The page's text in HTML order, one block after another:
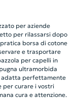
per aziende
per rilassarsi dopo
borsa di cotone
e trasportare
per capelli in
ultramorbida
adatta perfettamente
per curare i vostri
cura e attenzione.